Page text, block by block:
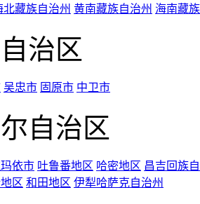
北藏族自治州 黄南藏族自治州 海南藏
治区
吴忠市 固原市 中卫市
自治区
依市 吐鲁番地区 哈密地区 昌吉回族
区 和田地区 伊犁哈萨克自治州